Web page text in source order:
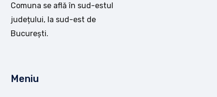
Comuna se află în sud-estul
județului, la sud-est de
București.
Meniu